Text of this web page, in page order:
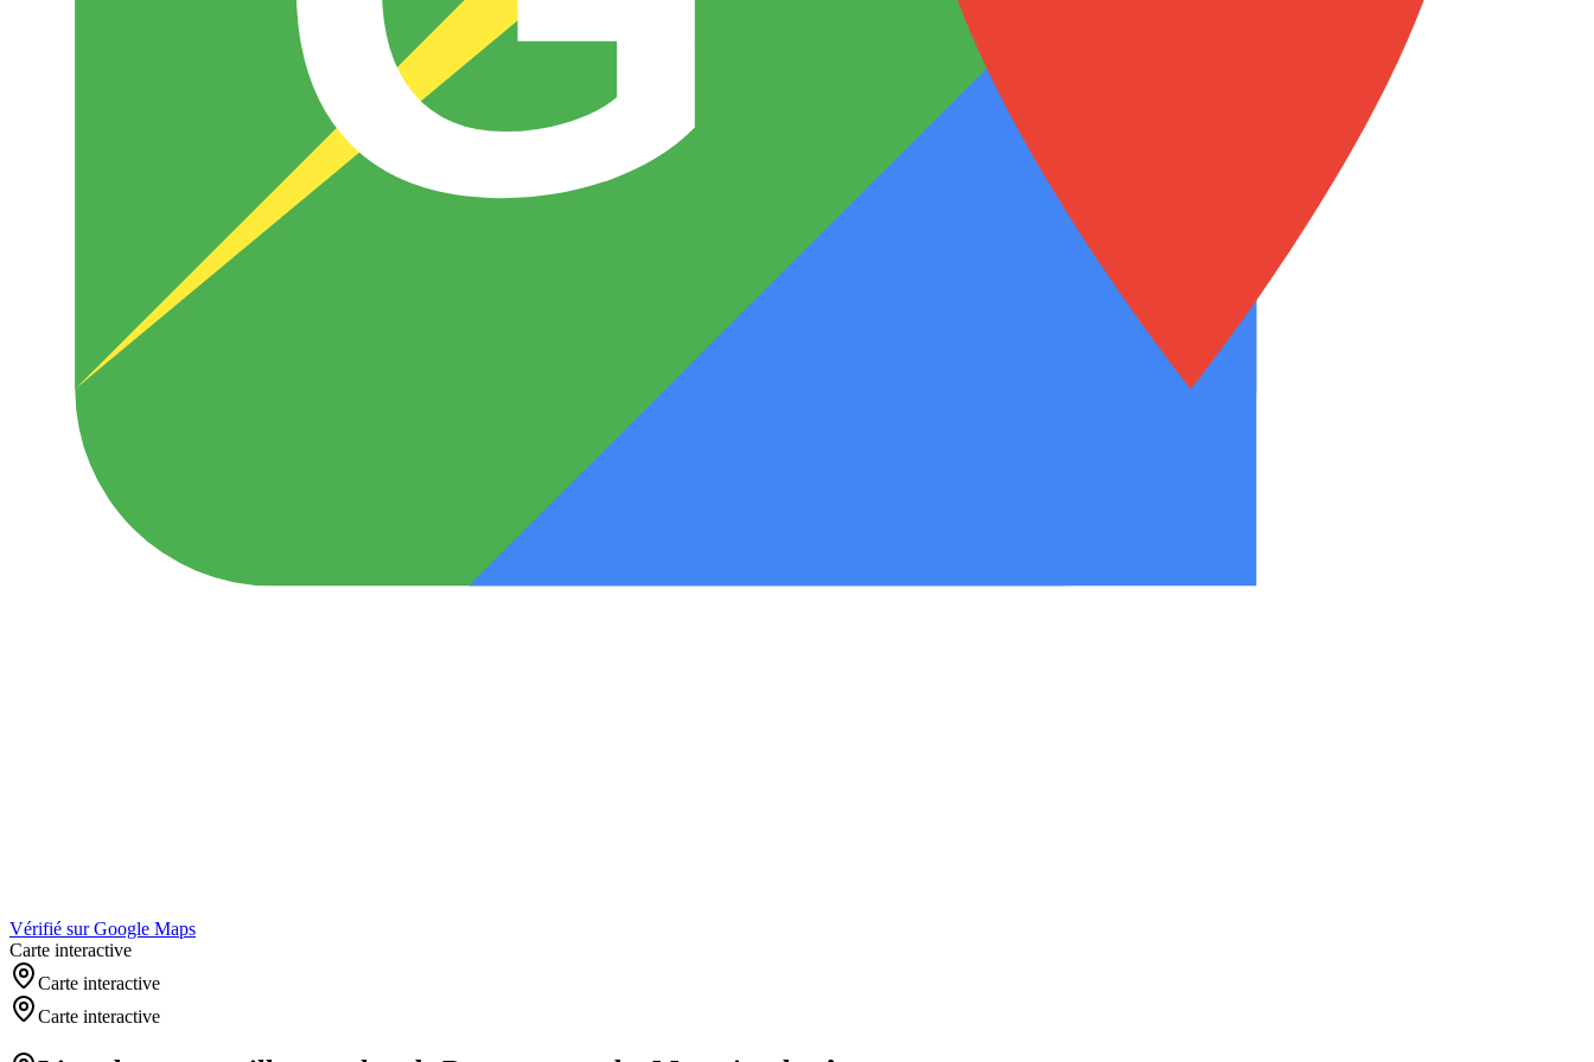
Vérifié sur Google Maps
Carte interactive
Carte interactive
Carte interactive